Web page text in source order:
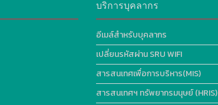
บริการบุคลากร
อีเมล์สำหรับบุคลากร
เปลี่ยนรหัสผ่าน SRU WIFI
สารสนเทศเพื่อการบริหาร(MIS)
สารสนเทศฯ ทรัพยากรมนุษย์ (HRIS)